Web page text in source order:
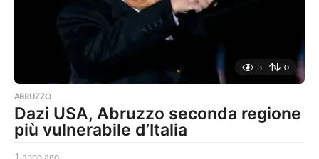
3 0
ABRUZZO
Dazi USA, Abruzzo seconda regione
più vulnerabile d’Italia